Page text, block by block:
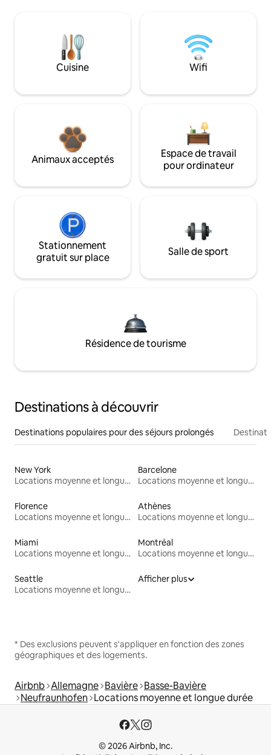
Cuisine Wifi
Animaux acceptés
Espace de travail
pour ordinateur
Stationnement
gratuit sur place
Salle de sport
Résidence de tourisme
Destinations à découvrir
Destinations populaires pour des séjours prolongés
New York
Locations moyenne et longue durée
Barcelone
Locations moyenne et longue durée
Florence
Locations moyenne et longue durée
Athènes
Locations moyenne et longue durée
Miami
Locations moyenne et longue durée
Montréal
Locations moyenne et longue durée
Seattle
Locations moyenne et longue durée
Afficher plus
* Des exclusions peuvent s'appliquer en fonction des zones
géographiques et des logements.
Airbnb Allemagne Bavière Basse-Bavière
Neufraunhofen Locations moyenne et longue durée
© 2026 Airbnb, Inc.